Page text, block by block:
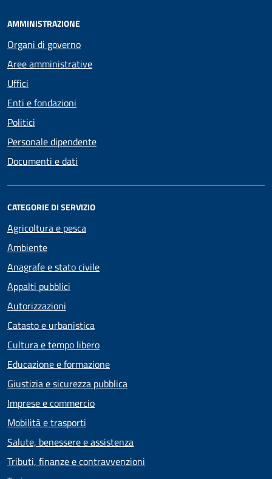
AMMINISTRAZIONE
Organi di governo
Aree amministrative
Uffici
Enti e fondazioni
Politici
Personale dipendente
Documenti e dati
CATEGORIE DI SERVIZIO
Agricoltura e pesca
Ambiente
Anagrafe e stato civile
Appalti pubblici
Autorizzazioni
Catasto e urbanistica
Cultura e tempo libero
Educazione e formazione
Giustizia e sicurezza pubblica
Imprese e commercio
Mobilità e trasporti
Salute, benessere e assistenza
Tributi, finanze e contravvenzioni